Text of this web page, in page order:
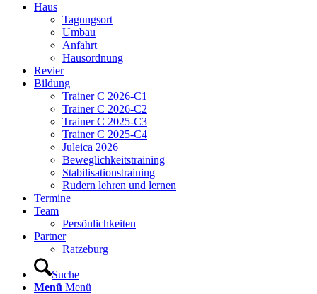
Haus
Tagungsort
Umbau
Anfahrt
Hausordnung
Revier
Bildung
Trainer C 2026-C1
Trainer C 2026-C2
Trainer C 2025-C3
Trainer C 2025-C4
Juleica 2026
Beweglichkeitstraining
Stabilisationstraining
Rudern lehren und lernen
Termine
Team
Persönlichkeiten
Partner
Ratzeburg
Suche
Menü Menü